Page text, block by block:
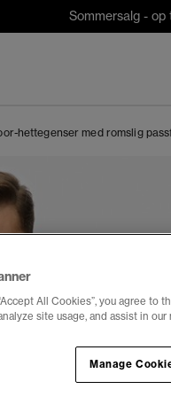
Sommersalg -
hettegenser med romslig
All Cookies”, you agree to
site usage, and assist in
Manage